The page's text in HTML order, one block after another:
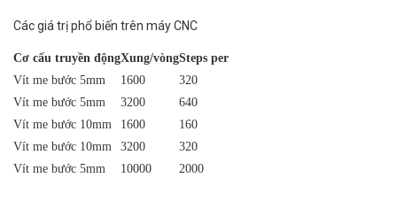
Các giá trị phổ biến trên máy CNC
Cơ cấu truyền độngXung/vòngSteps per
Vít me bước 5mm
1600
320
Vít me bước 5mm
3200
640
Vít me bước 10mm
1600
160
Vít me bước 10mm
3200
320
Vít me bước 5mm
10000 2000